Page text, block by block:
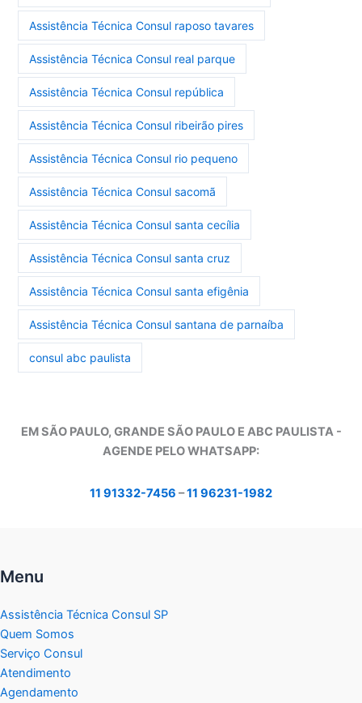
Assistência Técnica Consul raposo tavares
Assistência Técnica Consul real parque
Assistência Técnica Consul república
Assistência Técnica Consul ribeirão pires
Assistência Técnica Consul rio pequeno
Assistência Técnica Consul sacomã
Assistência Técnica Consul santa cecília
Assistência Técnica Consul santa cruz
Assistência Técnica Consul santa efigênia
Assistência Técnica Consul santana de parnaíba
consul abc paulista
EM SÃO PAULO, GRANDE SÃO PAULO E ABC PAULISTA -
AGENDE PELO WHATSAPP:
11 91332-7456 –11 96231-1982
Menu
Assistência Técnica Consul SP
Quem Somos
Serviço Consul
Atendimento
Agendamento